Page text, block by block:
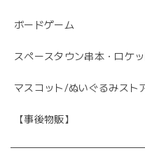
ボードゲーム
スペースタウン串本・ロケ
マスコット/ぬいぐるみスト
【事後物販】